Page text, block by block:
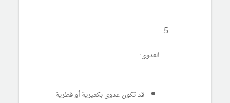
العدوى:
قد تكون عدوى بكتيرية أو فطرية